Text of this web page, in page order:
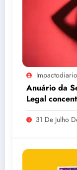
Impactodiario
Anuário da
Legal
maiores
31 De Julho